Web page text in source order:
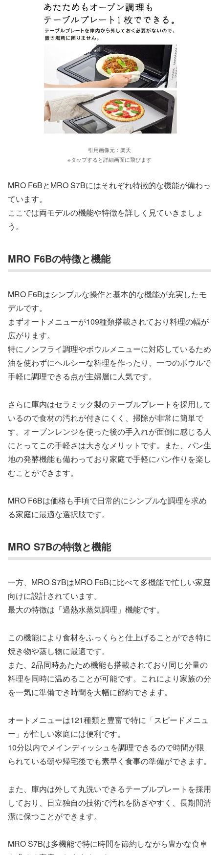
引用画像元：楽天
※タップすると詳細画面に飛びます
MRO F6BとMRO S7Bにはそれぞれ特徴的な機能が備わっ
ています。
ここでは両モデルの機能や特徴を詳しく見ていきましょ
う。
MRO F6Bの特徴と機能
MRO F6Bはシンプルな操作と基本的な機能が充実したモ
デルです。
まずオートメニューが109種類搭載されており料理の幅が
広がります。
特にノンフライ調理やボウルメニューに対応しているため
油を使わずにヘルシーな料理を作ったり、一つのボウルで
手軽に調理できる点が主婦層に人気です。
さらに庫内はセラミック製のテーブルプレートを採用して
いるので食材の汚れが付きにくく、掃除が非常に簡単で
す。オーブンレンジを使った後の手入れが面倒に感じる人
にとってこの手軽さは大きなメリットです。また、パン生
地の発酵機能も備わっており家庭で手軽にパン作りを楽し
むことができます。
MRO F6Bは価格も手頃で日常的にシンプルな調理を求め
る家庭に最適な選択肢です。
MRO S7Bの特徴と機能
一方、MRO S7BはMRO F6Bに比べて多機能で忙しい家庭
向けに設計されています。
最大の特徴は「過熱水蒸気調理」機能です。
この機能により食材をふっくらと仕上げることができ特に
焼き物や蒸し物に最適です。
また、2品同時あたため機能も搭載されており同じ分量の
料理を同時に温めることが可能です。これにより家族の分
を一気に準備でき時間を大幅に節約できます。
オートメニューは121種類と豊富で特に「スピードメニュ
ー」が忙しい家庭には便利です。
10分以内でメインディッシュを調理できるので時間が限
られている朝や帰宅後でも素早く食事の準備ができます。
また、庫内は外して丸洗いできるテーブルプレートを採用
しており、日立独自の技術で汚れを防ぎやすく、長期間清
潔に保つことができます。
MRO S7Bは多機能で特に時間を節約しながら豊かな食卓